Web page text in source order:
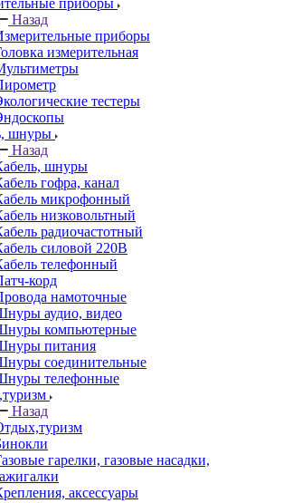
приборы
Назад
приборы
измерительная
тестеры
шнуры
Назад
шнуры
гофра, канал
микрофонный
низковольтный
радиочастотный
силовой 220В
телефонный
корд
намоточные
аудио, видео
компьютерные
питания
соединительные
телефонные
Назад
гарелки, газовые насадки,
аксессуары